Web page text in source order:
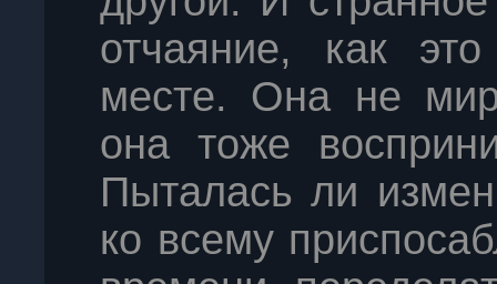
отчаяние, как
месте. Она не
она тоже
Пыталась ли
ко всему